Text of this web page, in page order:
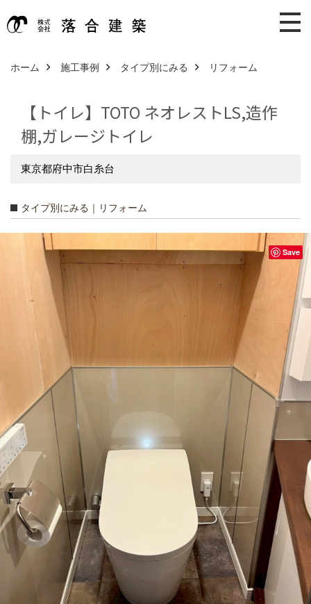
ホーム 施工事例 タイプ別にみる リフォーム
【トイレ】TOTO ネオレストLS,造作
棚,ガレージトイレ
東京都府中市白糸台
タイプ別にみる｜リフォーム
Save